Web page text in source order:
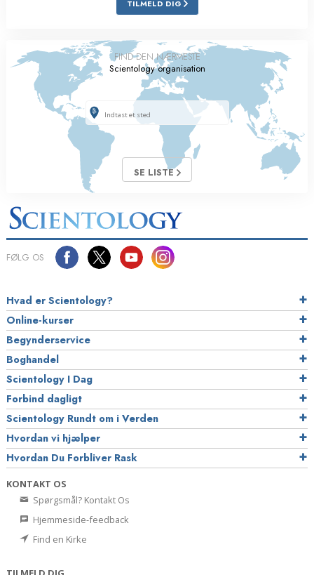
TILMELD DIG
FIND DEN NÆRMESTE
Scientology organisation
SE LISTE
FØLG OS
Hvad er Scientology?
Online-kurser
Begynderservice
Boghandel
Scientology I Dag
Forbind dagligt
Scientology Rundt om i Verden
Hvordan vi hjælper
Hvordan Du Forbliver Rask
KONTAKT OS
Spørgsmål? Kontakt Os
Hjemmeside-feedback
Find en Kirke